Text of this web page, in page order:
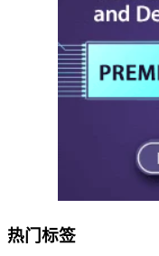
热门标签